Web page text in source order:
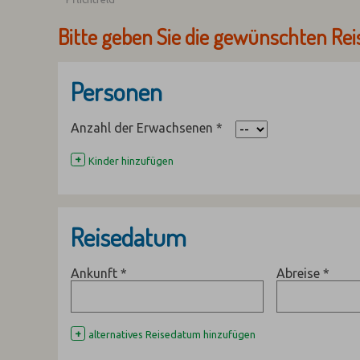
Bitte geben Sie die gewünschten
Personen
Anzahl der Erwachsenen *
+ Kinder hinzufügen
Reisedatum
Ankunft * Abreise *
+ alternatives Reisedatum hinzufügen